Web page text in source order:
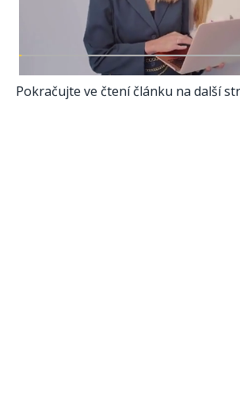
Pokračujte ve čtení článku na další